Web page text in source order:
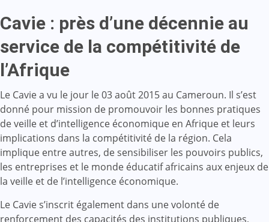
Cavie : près d’une décennie au
service de la compétitivité de
l’Afrique
Le Cavie a vu le jour le 03 août 2015 au Cameroun. Il s’est
donné pour mission de promouvoir les bonnes pratiques
de veille et d’intelligence économique en Afrique et leurs
implications dans la compétitivité de la région. Cela
implique entre autres, de sensibiliser les pouvoirs publics,
les entreprises et le monde éducatif africains aux enjeux de
la veille et de l’intelligence économique.
Le Cavie s’inscrit également dans une volonté de
renforcement des capacités des institutions publiques,